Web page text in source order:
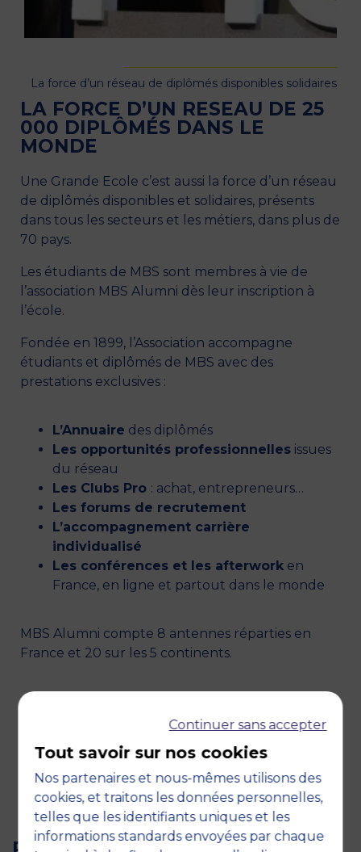
La force d’un réseau de diplômés disponibles solidaires
LA FORCE D’UN RESEAU DE 25
000 DIPLÔMÉS DANS LE
MONDE
Une Grande Ecole c’est aussi la force d’un réseau
de diplômés disponibles et solidaires, présents
dans tous les secteurs et les métiers, dans plus de
70 pays.
Les étudiants de MBS sont membres à vie de
l’association MBS Alumni dès leur inscription à
l’école.
Fondée en 1899, l’Association accompagne
étudiants et diplômés de MBS avec des
prestations exclusives :
L’Annuaire des diplômés
Les opportunités professionnelles issues
du réseau
Les Clubs Pro : achat, entrepreneurs…
Les forums de recrutement
L’accompagnement carrière
individualisé
Les conférences et les afterwork en
France, en ligne et partout dans le monde
MBS Alumni compte 8 antennes réparties en
France et 20 sur les 5 continents.
Liens réseaux sociaux
Linkedin
Facebook
Twitter
Continuer sans accepter
Tout savoir sur nos cookies
Nos partenaires et nous-mêmes utilisons des
cookies, et traitons les données personnelles,
telles que les identifiants uniques et les
informations standards envoyées par chaque